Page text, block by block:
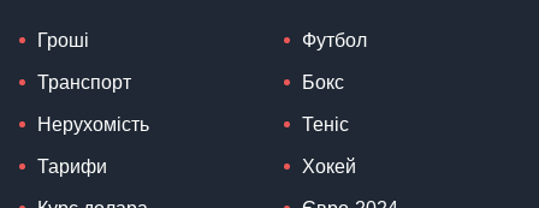
Гроші
Транспорт
Нерухомість
Тарифи
Футбол
Бокс
Теніс
Хокей